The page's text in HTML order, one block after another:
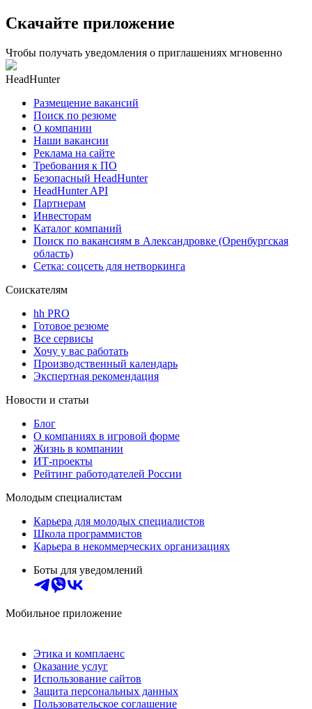
Скачайте приложение
Чтобы получать уведомления о приглашениях мгновенно
HeadHunter
Размещение вакансий
Поиск по резюме
О компании
Наши вакансии
Реклама на сайте
Требования к ПО
Безопасный HeadHunter
HeadHunter API
Партнерам
Инвесторам
Каталог компаний
Поиск по вакансиям в Александровке (Оренбургская
область)
Сетка: соцсеть для нетворкинга
Соискателям
hh PRO
Готовое резюме
Все сервисы
Хочу у вас работать
Производственный календарь
Экспертная рекомендация
Новости и статьи
Блог
О компаниях в игровой форме
Жизнь в компании
ИТ-проекты
Рейтинг работодателей России
Молодым специалистам
Карьера для молодых специалистов
Школа программистов
Карьера в некоммерческих организациях
Боты для уведомлений
Мобильное приложение
Этика и комплаенс
Оказание услуг
Использование сайтов
Защита персональных данных
Пользовательское соглашение